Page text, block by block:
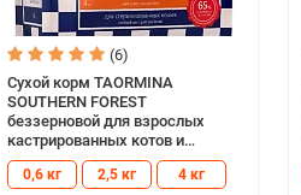
(6)
Сухой корм TAORMINA
SOUTHERN FOREST
беззерновой для взрослых
кастрированных котов и
стерилизованных кошек с
индейкой (4 кг)
0,6 кг 2,5 кг 4 кг